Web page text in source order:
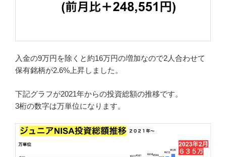
入金の9万円を除くと約16万円の増加なので2人合わせて
保有銘柄が2.6%上昇しました。
下記グラフが2021年からの投資総額の推移です。
3桁の数字は万単位になります。